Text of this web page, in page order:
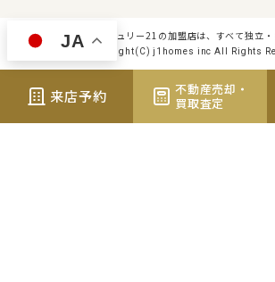
センチュリー21の加盟店は、すべて独立
Copyright(C) j1homes inc All Rights
来店予約
不動産売却・
買取査定
JA